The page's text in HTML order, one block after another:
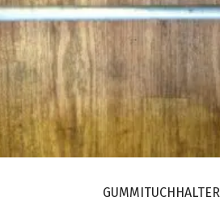
GUMMITUCHHALTER